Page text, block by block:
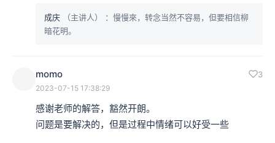
成庆 （主讲人）
：慢慢來，转念当然不容易，但要相信柳
暗花明。
momo 3
2023-07-15 17:38:29
感谢老师的解答，豁然开朗。
问题是要解决的，但是过程中情绪可以好受一些